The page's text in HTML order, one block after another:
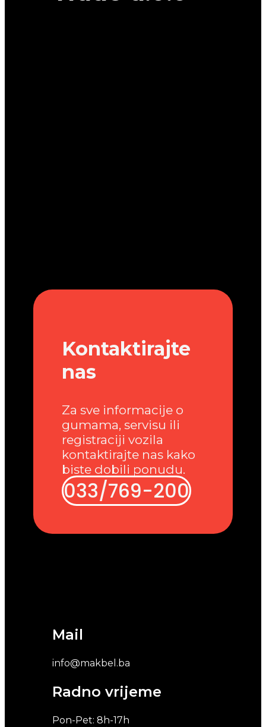
Mail
info@makbel.ba
Radno vrijeme
Pon-Pet: 8h-17h
Kontaktirajte
nas
Za sve informacije o
gumama, servisu ili
registraciji vozila
kontaktirajte nas kako
biste dobili ponudu.
033/769-200